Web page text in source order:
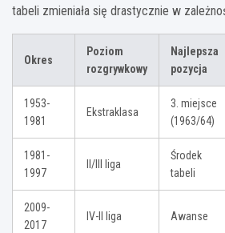
tabeli zmieniała się drastycznie w
Okres
Poziom
rozgrywkowy
Najlepsza
pozycja
1953-
1981
Ekstraklasa
3. miejsce
(1963/64)
1981-
1997
II/III liga
Środek
tabeli
2009-
2017
IV-II liga Awanse